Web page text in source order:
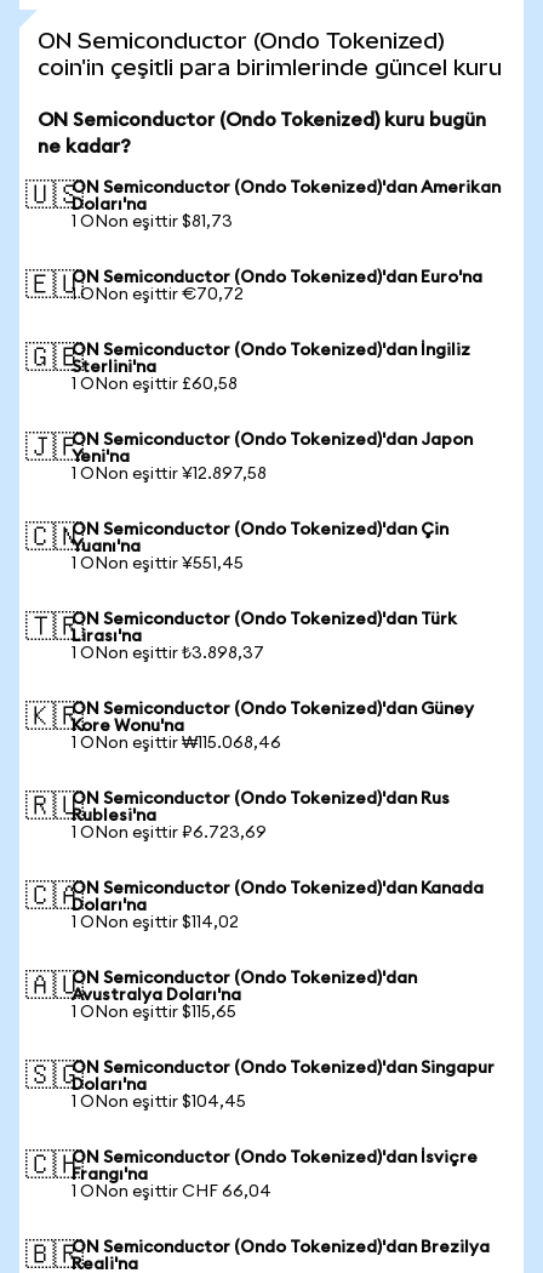
ON Semiconductor (Ondo Tokenized)
coin'in çeşitli para birimlerinde güncel kuru
ON Semiconductor (Ondo Tokenized) kuru bugün
ne kadar?
🇺🇸ON Semiconductor (Ondo Tokenized)'dan Amerikan
Doları'na
1 ONon eşittir $81,73
🇪🇺ON Semiconductor (Ondo Tokenized)'dan Euro'na
1 ONon eşittir €70,72
🇬🇧ON Semiconductor (Ondo Tokenized)'dan İngiliz
Sterlini'na
1 ONon eşittir £60,58
🇯🇵ON Semiconductor (Ondo Tokenized)'dan Japon
Yeni'na
1 ONon eşittir ¥12.897,58
🇨🇳ON Semiconductor (Ondo Tokenized)'dan Çin
Yuanı'na
1 ONon eşittir ¥551,45
🇹🇷ON Semiconductor (Ondo Tokenized)'dan Türk
Lirası'na
1 ONon eşittir ₺3.898,37
🇰🇷ON Semiconductor (Ondo Tokenized)'dan Güney
Kore Wonu'na
1 ONon eşittir ₩115.068,46
🇷🇺ON Semiconductor (Ondo Tokenized)'dan Rus
Rublesi'na
1 ONon eşittir ₽6.723,69
🇨🇦ON Semiconductor (Ondo Tokenized)'dan Kanada
Doları'na
1 ONon eşittir $114,02
🇦🇺ON Semiconductor (Ondo Tokenized)'dan
Avustralya Doları'na
1 ONon eşittir $115,65
🇸🇬ON Semiconductor (Ondo Tokenized)'dan Singapur
Doları'na
1 ONon eşittir $104,45
🇨🇭ON Semiconductor (Ondo Tokenized)'dan İsviçre
Frangı'na
1 ONon eşittir CHF 66,04
🇧🇷ON Semiconductor (Ondo Tokenized)'dan Brezilya
Reali'na